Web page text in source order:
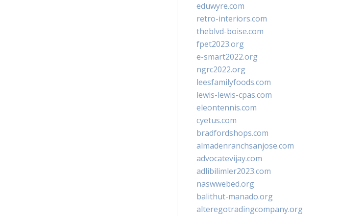
eduwyre.com
retro-interiors.com
theblvd-boise.com
fpet2023.org
e-smart2022.org
ngrc2022.org
leesfamilyfoods.com
lewis-lewis-cpas.com
eleontennis.com
cyetus.com
bradfordshops.com
almadenranchsanjose.com
advocatevijay.com
adlibilimler2023.com
naswwebed.org
balithut-manado.org
alteregotradingcompany.org